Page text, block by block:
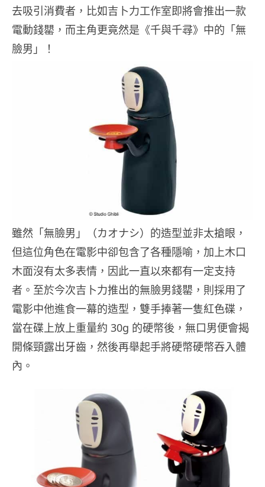
去吸引消費者，比如吉卜力工作室即將會推出一款
電動錢罌，而主角更竟然是《千與千尋》中的「無
臉男」！
雖然「無臉男」（カオナシ）的造型並非太搶眼，
但這位角色在電影中卻包含了各種隱喻，加上木口
木面沒有太多表情，因此一直以來都有一定支持
者。至於今次吉卜力推出的無臉男錢罌，則採用了
電影中他進食一幕的造型，雙手捧著一隻紅色碟，
當在碟上放上重量約 30g 的硬幣後，無口男便會揭
開條頸露出牙齒，然後再舉起手將硬幣硬幣吞入體
內。